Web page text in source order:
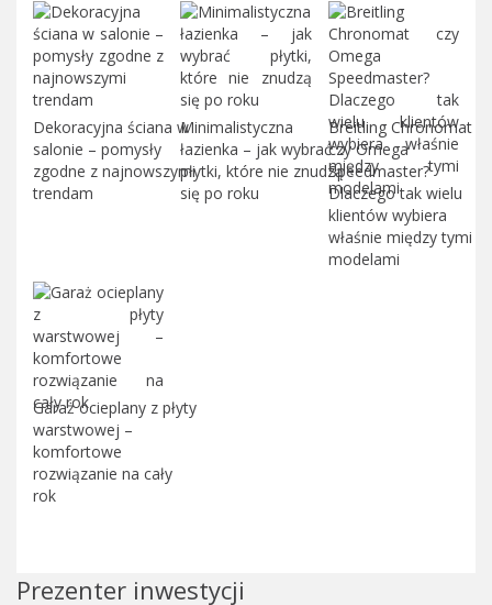
Dekoracyjna ściana w
salonie – pomysły
zgodne z najnowszymi
trendam
Minimalistyczna
łazienka – jak wybrać
płytki, które nie znudzą
się po roku
Breitling Chronomat
czy Omega
Speedmaster?
Dlaczego tak wielu
klientów wybiera
właśnie między tymi
modelami
Garaż ocieplany z płyty
warstwowej –
komfortowe
rozwiązanie na cały
rok
Prezenter inwestycji